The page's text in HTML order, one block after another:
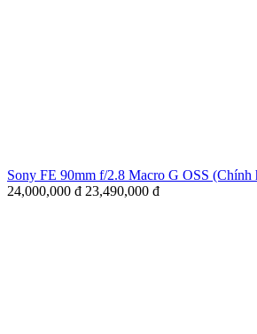
Sony FE 90mm f/2.8 Macro G OSS (Chính
24,000,000 đ 23,490,000 đ